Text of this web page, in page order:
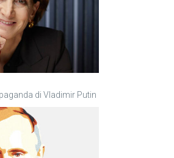
di Vladimir Putin